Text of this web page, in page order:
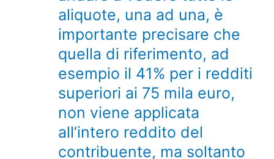
aliquote, una ad una, è
importante precisare che
quella di riferimento, ad
esempio il 41% per i redditi
superiori ai 75 mila euro,
non viene applicata
all’intero reddito del
contribuente, ma soltanto